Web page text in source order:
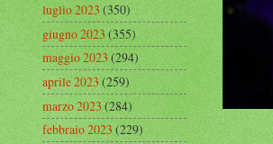
luglio 2023(350)
giugno 2023(355)
maggio 2023(294)
aprile 2023(259)
marzo 2023(284)
febbraio 2023(229)